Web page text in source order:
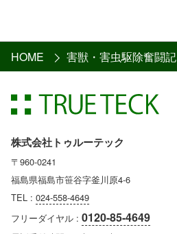
HOME 害獣・害虫駆除奮闘記
株式会社トゥルーテック
〒960-0241
福島県福島市笹谷字釜川原4-6
TEL : 024-558-4649
フリーダイヤル : 0120-85-4649